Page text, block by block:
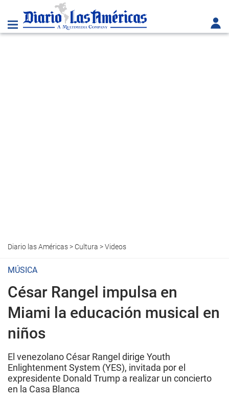
Diario las Américas> Cultura >Videos
MÚSICA
César Rangel impulsa en
Miami la educación musical en
niños
El venezolano César Rangel dirige Youth
Enlightenment System (YES), invitada por el
expresidente Donald Trump a realizar un concierto
en la Casa Blanca